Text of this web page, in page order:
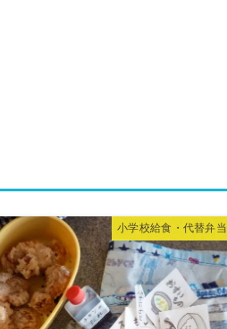
小学校給食・代替弁当